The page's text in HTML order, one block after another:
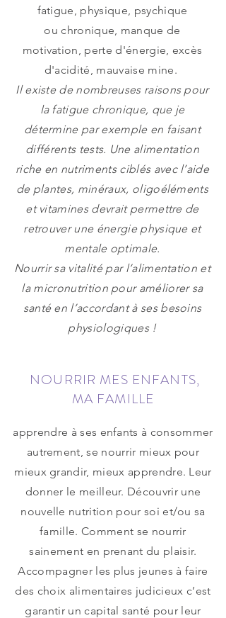
fatigue, physique, psychique
ou chronique, manque de
motivation, perte d'énergie, excès
d'acidité, mauvaise mine.
Il existe de nombreuses raisons pour
la fatigue chronique, que je
détermine par exemple en faisant
différents tests. Une alimentation
riche en nutriments ciblés avec l’aide
de plantes, minéraux, oligoéléments
et vitamines devrait permettre de
retrouver une énergie physique et
mentale optimale.
Nourrir sa vitalité par l’alimentation et
la micronutrition pour améliorer sa
santé en l’accordant à ses besoins
physiologiques !
NOURRIR MES ENFANTS,
MA FAMILLE
apprendre à ses enfants à consommer
autrement, se nourrir mieux pour
mieux grandir, mieux apprendre. Leur
donner le meilleur. Découvrir une
nouvelle nutrition pour soi et/ou sa
famille. Comment se nourrir
sainement en prenant du plaisir.
Accompagner les plus jeunes à faire
des choix alimentaires judicieux c’est
garantir un capital santé pour leur